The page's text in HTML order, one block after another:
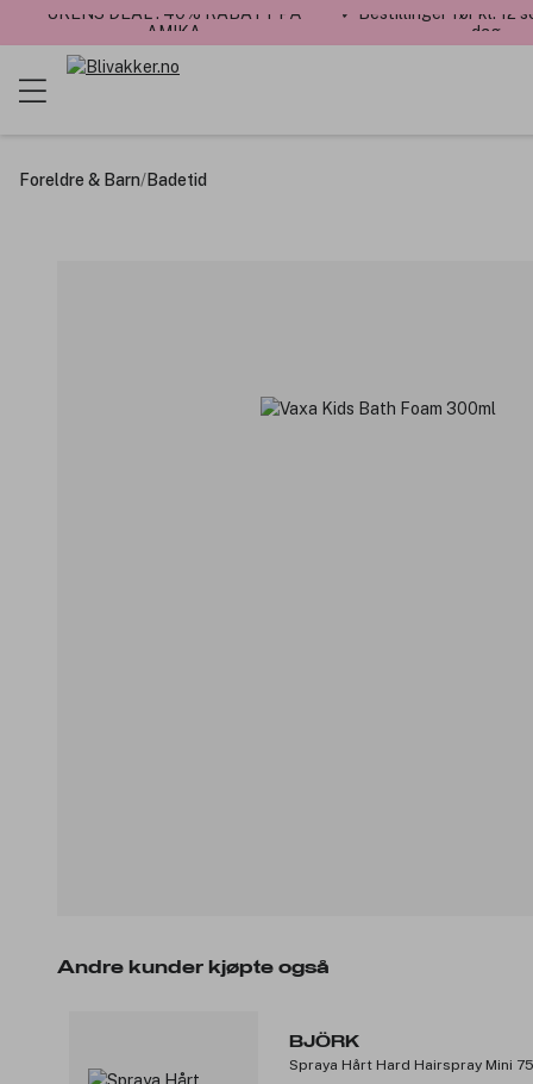
UKENS DEAL : 40% RABATT PÅ
AMIKA
✓ Bestillinger før kl. 12
dag
Foreldre & Barn/Badetid
Andre kunder kjøpte også
BJÖRK
Spraya Hårt Hard Hairspray Mini